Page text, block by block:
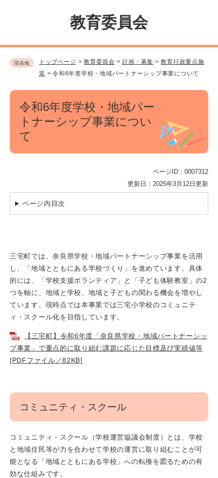
先
を
教育委員会
現在地 トップページ > 教育委員会 >計画・募集 >教育行政重点施
策 > 令和6年度学校・地域パートナーシップ事業について
本
令和6年度学校・地域パー
トナーシップ事業につい
て
ページID：0007312
更新日：2025年3月12日更新
ページ内目次
三宅町では、奈良県学校・地域パートナーシップ事業を活用
し、「地域とともにある学校づくり」を進めています。具体
的には、「学校支援ボランティア」と「子ども体験教室」の2
つを軸に、地域と学校、地域と子どもの関わる機会を増やし
ています。現時点では本事業では三宅小学校のコミュニテ
ィ・スクール化を目指しています。
【三宅町】令和6年度「奈良県学校・地域パートナーシッ
プ事業」で重点的に取り組む課題に応じた目標及び実績値等
[PDFファイル／82KB]
コミュニティ・スクール
コミュニティ・スクール（学校運営協議会制度）とは、学校
と地域住民等が力を合わせて学校の運営に取り組むことが可
能となる「地域とともにある学校」への転換を図るための有
効な仕組みです。